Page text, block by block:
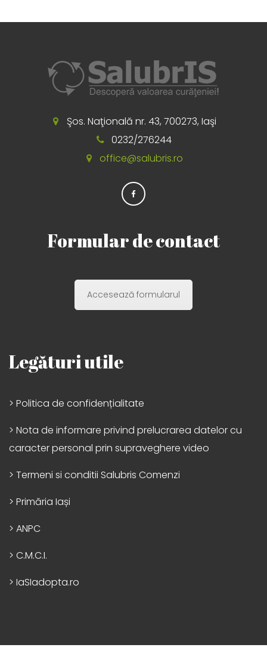
Şos. Naţională nr. 43, 700273, Iaşi
0232/276244
office@salubris.ro
Formular de contact
Accesează formularul
Legături utile
> Politica de confidențialitate
> Nota de informare privind prelucrarea datelor cu
caracter personal prin supraveghere video
> Termeni si conditii Salubris Comenzi
> Primăria Iași
> ANPC
> C.M.C.I.
> IaSIadopta.ro